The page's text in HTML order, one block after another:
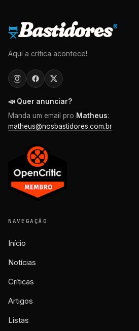
Bastidores®
Aqui a crítica acontece!
📣 Quer anunciar?
Manda um email pro Matheus:
matheus@nosbastidores.com.br
NAVEGAÇÃO
Início
Notícias
Críticas
Artigos
Listas